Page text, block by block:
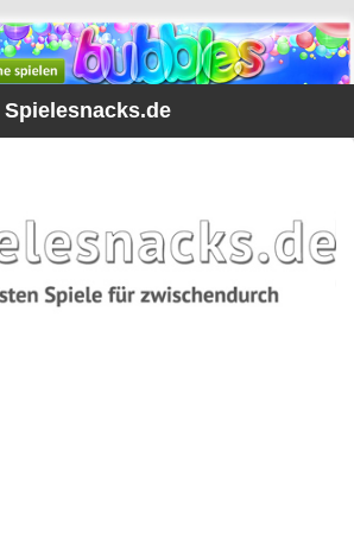
Spielesnacks.de